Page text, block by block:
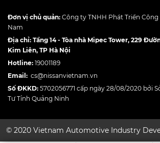
Đơn vị chủ quản: Công ty TNHH Phát Triển Công
Nam
Địa chỉ: Tầng 14 - Tòa nhà Mipec Tower, 229
Kim Liên, TP Hà Nội
Hotline: 19001189
Email: cs@nissanvietnam.vn
Số ĐKKD: 5702056771 cấp ngày 28/08/2020 bởi
Tư Tỉnh Quảng Ninh
© 2020 Vietnam Automotive Industry